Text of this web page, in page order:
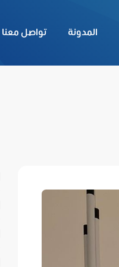
المدونة تواصل معنا